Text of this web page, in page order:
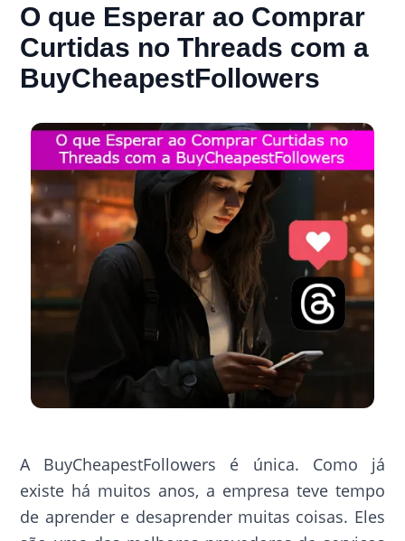
O que Esperar ao Comprar
Curtidas no Threads com a
BuyCheapestFollowers
A BuyCheapestFollowers é única. Como já
existe há muitos anos, a empresa teve tempo
de aprender e desaprender muitas coisas. Eles